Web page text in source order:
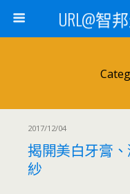
URL@智
2017/12/04
揭開美白牙膏
紗